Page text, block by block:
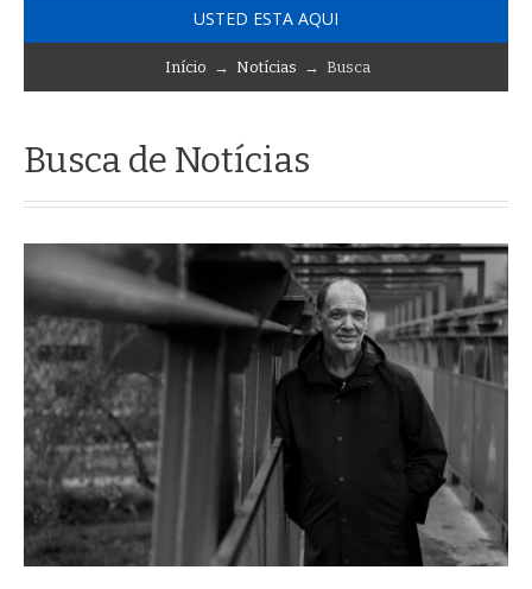
USTED ESTA AQUI
Início → Notícias → Busca
Busca de Notícias